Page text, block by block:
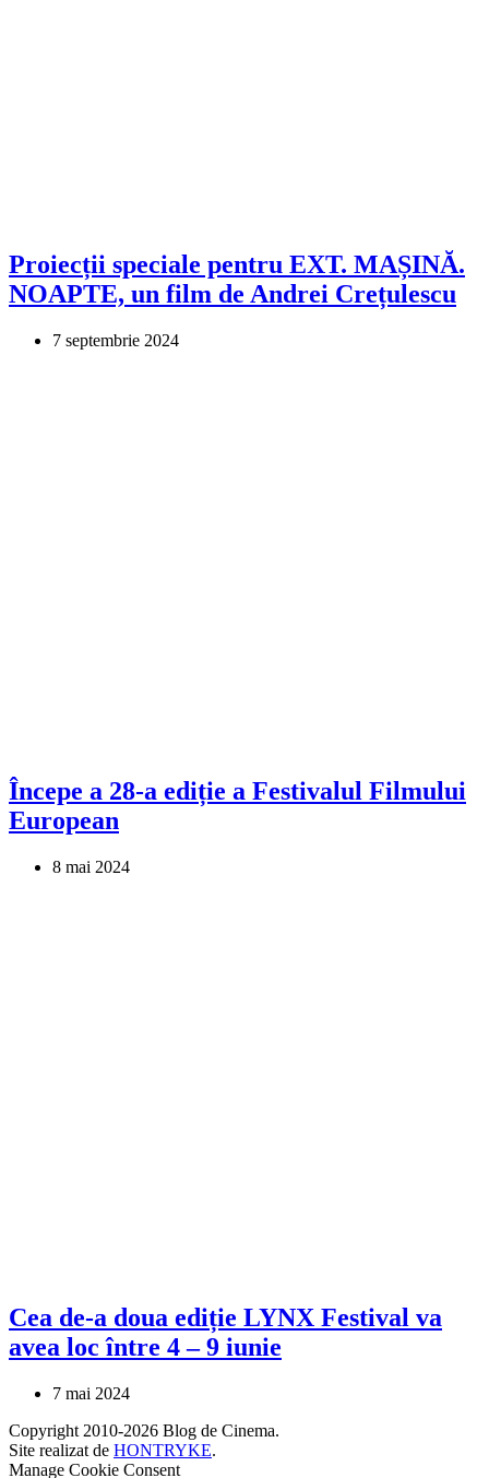
Proiecții speciale pentru EXT. MAȘINĂ.
NOAPTE, un film de Andrei Crețulescu
7 septembrie 2024
Începe a 28-a ediție a Festivalul Filmului
European
8 mai 2024
Cea de-a doua ediție LYNX Festival va
avea loc între 4 – 9 iunie
7 mai 2024
Copyright 2010-2026 Blog de Cinema.
Site realizat de HONTRYKE.
Manage Cookie Consent